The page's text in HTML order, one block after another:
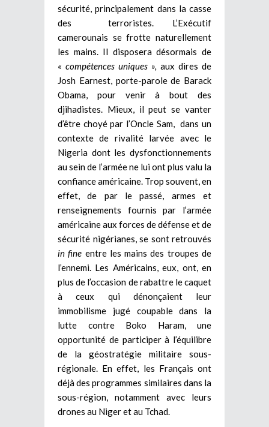
sécurité, principalement dans la casse
des terroristes. L’Exécutif
camerounais se frotte naturellement
les mains. Il disposera désormais de
« compétences uniques », aux dires de
Josh Earnest, porte-parole de Barack
Obama, pour venir à bout des
djihadistes. Mieux, il peut se vanter
d’être choyé par l’Oncle Sam, dans un
contexte de rivalité larvée avec le
Nigeria dont les dysfonctionnements
au sein de l’armée ne lui ont plus valu la
confiance américaine. Trop souvent, en
effet, de par le passé, armes et
renseignements fournis par l’armée
américaine aux forces de défense et de
sécurité nigérianes, se sont retrouvés
in fine entre les mains des troupes de
l’ennemi. Les Américains, eux, ont, en
plus de l’occasion de rabattre le caquet
à ceux qui dénonçaient leur
immobilisme jugé coupable dans la
lutte contre Boko Haram, une
opportunité de participer à l’équilibre
de la géostratégie militaire sous-
régionale. En effet, les Français ont
déjà des programmes similaires dans la
sous-région, notamment avec leurs
drones au Niger et au Tchad.